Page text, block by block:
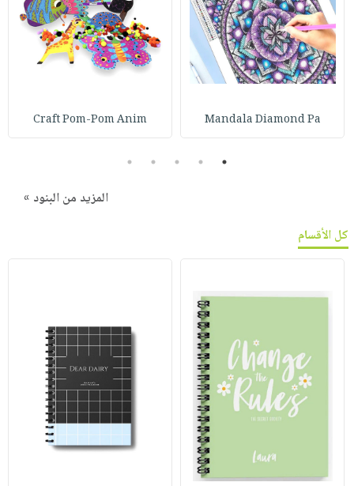
Mandala Diamond Pa
Craft Pom-Pom Anim
1
2
3
4
5
المزيد من البنود »
كل الأقسام